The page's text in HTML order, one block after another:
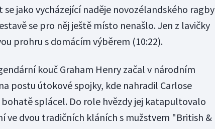
se jako vycházející naděje novozélandského ragby
se pro něj ještě místo nenašlo. Jen z lavičky
prohru s domácím výběrem (10:22).
kouč Graham Henry začal v národním
postu útokové spojky, kde nahradil Carlose
bohatě splácel. Do role hvězdy jej katapultovalo
ve dvou tradičních kláních s mužstvem "British &